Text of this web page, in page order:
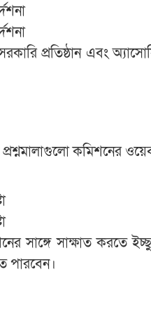
প্রতিষ্ঠান এবং
কমিশনের
সাঙ্গে সাক্ষাত করতে
পারবেন।